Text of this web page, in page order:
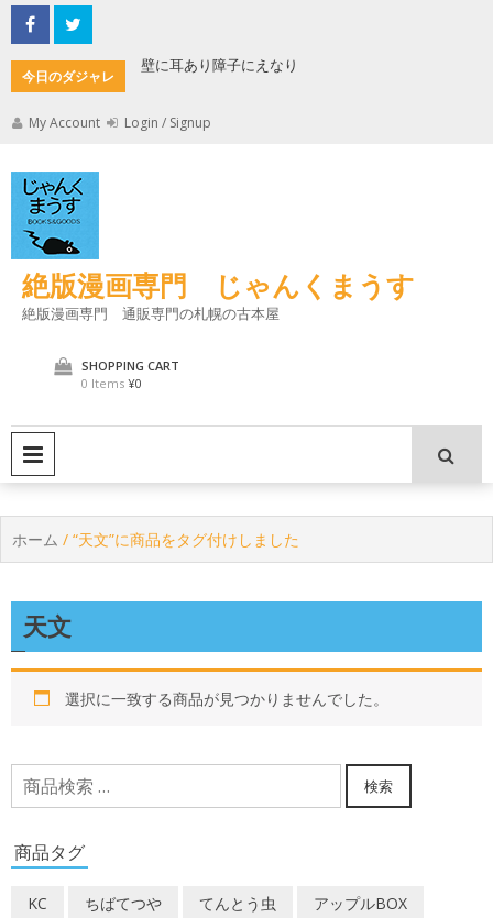
Skip
to
content
今日のダジャレ
んた 壁に耳あり障子にえなり
My Account Login / Signup
絶版漫画専門 じゃんくまうす
絶版漫画専門 通販専門の札幌の古本屋
SHOPPING CART
0 Items ¥0
ホーム / “天文”に商品をタグ付けしました
天文
選択に一致する商品が見つかりませんでした。
検
索
象:
検索
商品タグ
KC ちばてつや てんとう虫
アップルBOX